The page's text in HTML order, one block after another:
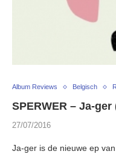
Album Reviews Belgisch
SPERWER – Ja-
27/07/2016
Ja-ger is de nieuwe ep